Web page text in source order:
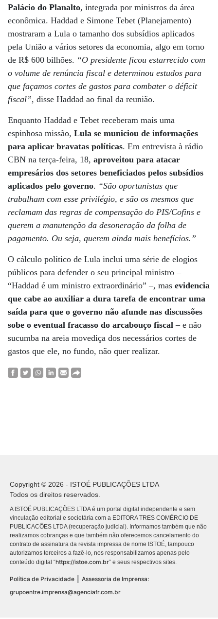
Palácio do Planalto, integrada por ministros da área
econômica. Haddad e Simone Tebet (Planejamento)
mostraram a Lula o tamanho dos subsídios aplicados
pela União a vários setores da economia, algo em torno
de R$ 600 bilhões. “O presidente ficou estarrecido com
o volume de renúncia fiscal e determinou estudos para
que façamos cortes de gastos para combater o déficit
fiscal”, disse Haddad ao final da reunião.
Enquanto Haddad e Tebet receberam mais uma
espinhosa missão, Lula se municiou de informações
para aplicar bravatas políticas. Em entrevista à rádio
CBN na terça-feira, 18, aproveitou para atacar
empresários dos setores beneficiados pelos subsídios
aplicados pelo governo. “São oportunistas que
trabalham com esse privilégio, e são os mesmos que
reclamam das regras de compensação do PIS/Cofins e
querem a manutenção da desoneração da folha de
pagamento. Ou seja, querem ainda mais benefícios.”
O cálculo político de Lula inclui uma série de elogios
públicos para defender o seu principal ministro –
“Haddad é um ministro extraordinário” –, mas evidencia
que cabe ao auxiliar a dura tarefa de encontrar uma
saída para que o governo não afunde nas discussões
sobe o eventual fracasso do arcabouço fiscal – e não
sucumba na areia movediça dos necessários cortes de
gastos que ele, no fundo, não quer realizar.
Copyright © 2026 - ISTOÉ PUBLICAÇÕES LTDA
Todos os direitos reservados.
A ISTOÉ PUBLICAÇÕES LTDA é um portal digital independente e sem
vinculação editorial e societária com a EDITORA TRES COMÉRCIO DE
PUBLICACÕES LTDA (recuperação judicial). Informamos também que não
realizamos cobranças e que também não oferecemos cancelamento do
contrato de assinatura da revista impressa de nome ISTOÉ, tampouco
autorizamos terceiros a fazê-lo, nos responsabilizamos apenas pelo
conteúdo digital “https://istoe.com.br” e seus respectivos sites.
Política de Privacidade
Assessoria de Imprensa:
grupoentre.imprensa@agenciafr.com.br